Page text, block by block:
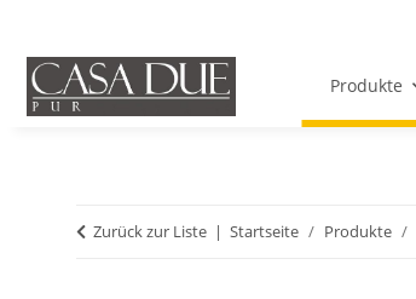
Produkte
Zurück zur Liste Startseite Produkte